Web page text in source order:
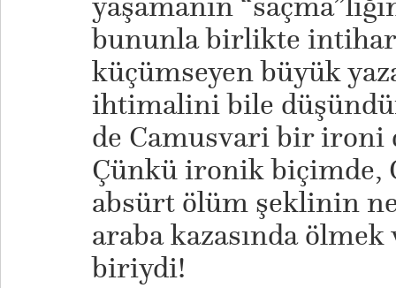
bununla birlikte
küçümseyen büyük
ihtimalini bile
de Camusvari bir ironi
Çünkü ironik biçimde,
absürt ölüm şeklinin
araba kazasında
biriydi!